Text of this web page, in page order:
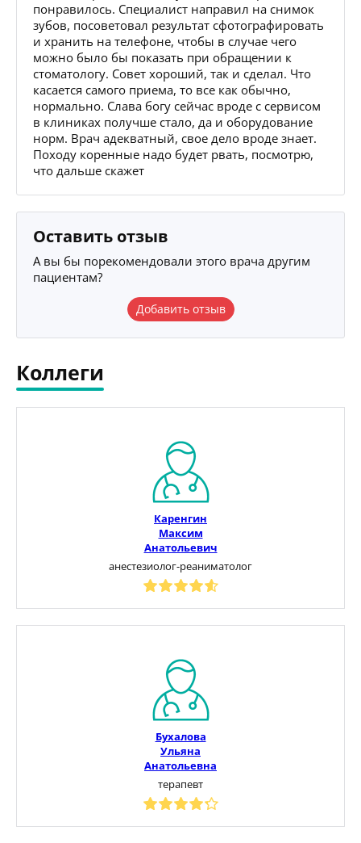
понравилось. Специалист направил на снимок
зубов, посоветовал результат сфотографировать
и хранить на телефоне, чтобы в случае чего
можно было бы показать при обращении к
стоматологу. Совет хороший, так и сделал. Что
касается самого приема, то все как обычно,
нормально. Слава богу сейчас вроде с сервисом
в клиниках получше стало, да и оборудование
норм. Врач адекватный, свое дело вроде знает.
Походу коренные надо будет рвать, посмотрю,
что дальше скажет
Оставить отзыв
А вы бы порекомендовали этого врача другим
пациентам?
Добавить отзыв
Коллеги
Каренгин
Максим
Анатольевич
анестезиолог-реаниматолог
Бухалова
Ульяна
Анатольевна
терапевт